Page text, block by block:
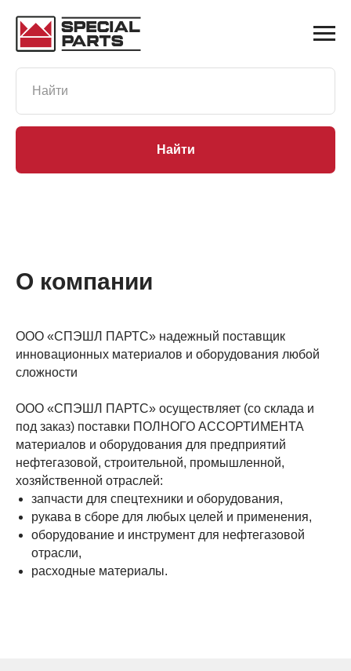
Найти
О компании
ООО «СПЭШЛ ПАРТС» надежный поставщик
инновационных материалов и оборудования любой
сложности
ООО «СПЭШЛ ПАРТС» осуществляет (со склада и
под заказ) поставки ПОЛНОГО АССОРТИМЕНТА
материалов и оборудования для предприятий
нефтегазовой, строительной, промышленной,
хозяйственной отраслей:
запчасти для спецтехники и оборудования,
рукава в сборе для любых целей и применения,
оборудование и инструмент для нефтегазовой
отрасли,
расходные материалы.